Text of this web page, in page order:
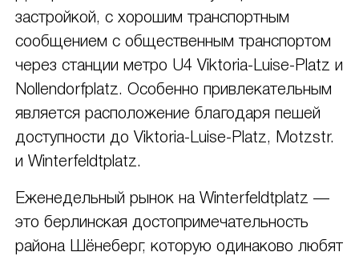
застройкой, с хорошим транспортным
сообщением с общественным транспортом
через станции метро U4 Viktoria-Luise-Platz и
Nollendorfplatz. Особенно привлекательным
является расположение благодаря пешей
доступности до Viktoria-Luise-Platz, Motzstr.
и Winterfeldtplatz.
Еженедельный рынок на Winterfeldtplatz —
это берлинская достопримечательность
района Шёнеберг, которую одинаково любят